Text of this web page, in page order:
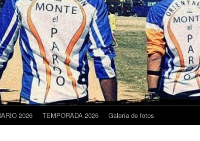
2026 TEMPORADA 2026 Galería de fotos